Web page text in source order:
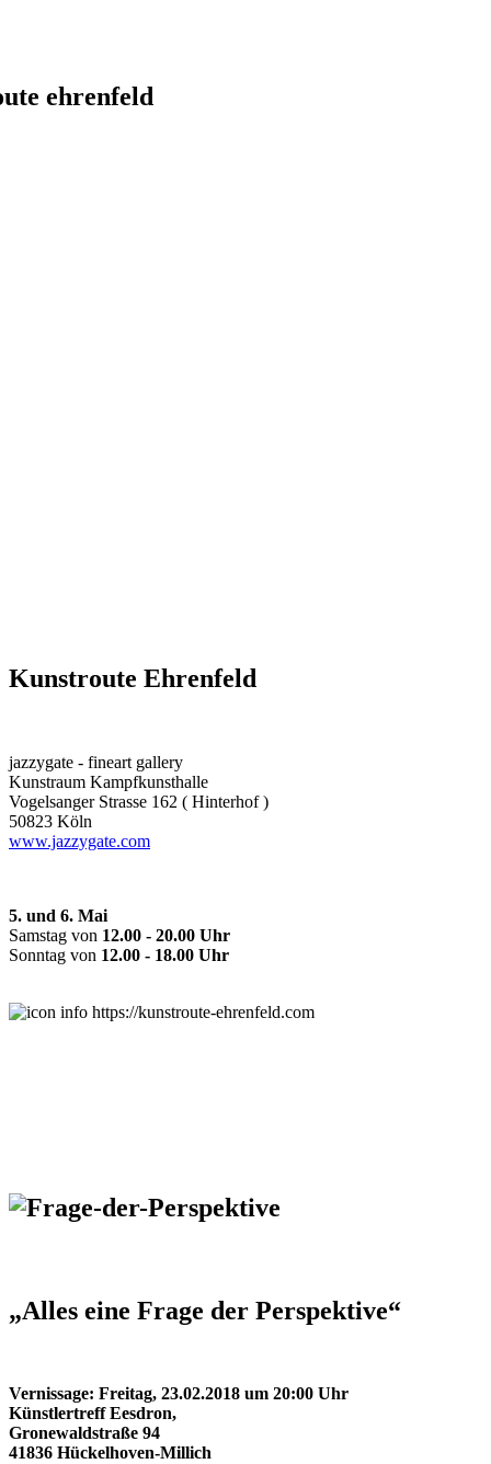
Kunstroute Ehrenfeld
jazzygate - fineart gallery
Kunstraum Kampfkunsthalle
Vogelsanger Strasse 162 ( Hinterhof )
50823 Köln
www.jazzygate.com
5. und 6. Mai
Samstag von 12.00 - 20.00 Uhr
Sonntag von 12.00 - 18.00 Uhr
https://kunstroute-ehrenfeld.com
„Alles eine Frage der Perspektive“
Vernissage: Freitag, 23.02.2018 um 20:00 Uhr
Künstlertreff Eesdron,
Gronewaldstraße 94
41836 Hückelhoven-Millich